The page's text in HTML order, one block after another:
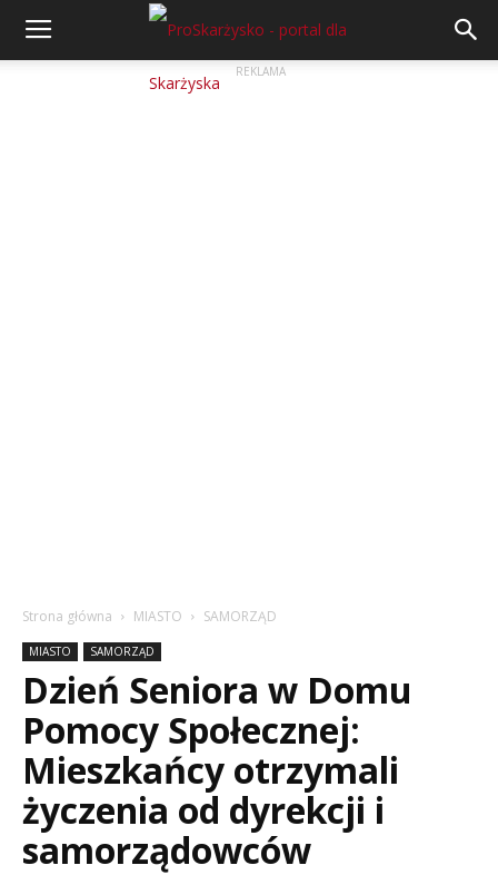
REKLAMA
Strona główna MIASTO SAMORZĄD
MIASTO SAMORZĄD
Dzień Seniora w Domu
Pomocy Społecznej:
Mieszkańcy otrzymali
życzenia od dyrekcji i
samorządowców